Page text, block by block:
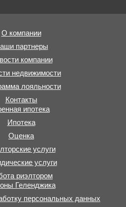
О компании
партнеры
компании
недвижимости
лояльности
Контакты
ипотека
Ипотека
Оценка
услуги
услуги
риэлтором
Геленджика
персональных данных